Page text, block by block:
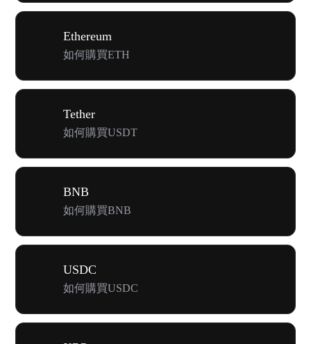
Ethereum
如何購買ETH
Tether
如何購買USDT
BNB
如何購買BNB
USDC
如何購買USDC